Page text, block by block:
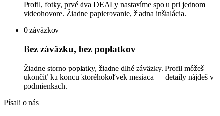
Profil, fotky, prvé dva DEALy nastavíme spolu pri jednom
videohovore. Žiadne papierovanie, žiadna inštalácia.
0 záväzkov
Bez záväzku, bez poplatkov
Žiadne storno poplatky, žiadne dlhé záväzky. Profil môžeš
ukončiť ku koncu ktoréhokoľvek mesiaca — detaily nájdeš v
podmienkach.
Písali o nás